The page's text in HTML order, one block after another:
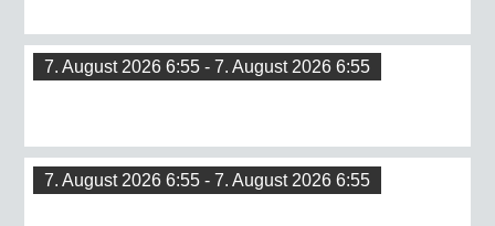
7. August 2026 6:55 - 7. August 2026 6:55
7. August 2026 6:55 - 7. August 2026 6:55